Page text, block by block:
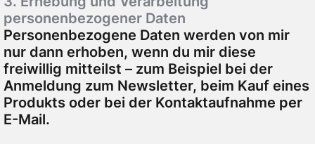
personenbezogener Daten
Personenbezogene Daten werden von mir
nur dann erhoben, wenn du mir diese
freiwillig mitteilst – zum Beispiel bei der
Anmeldung zum Newsletter, beim Kauf eines
Produkts oder bei der Kontaktaufnahme per
E-Mail.